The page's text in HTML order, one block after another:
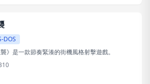
DOS
襲》是一款節奏緊湊的街機風格射擊遊戲。